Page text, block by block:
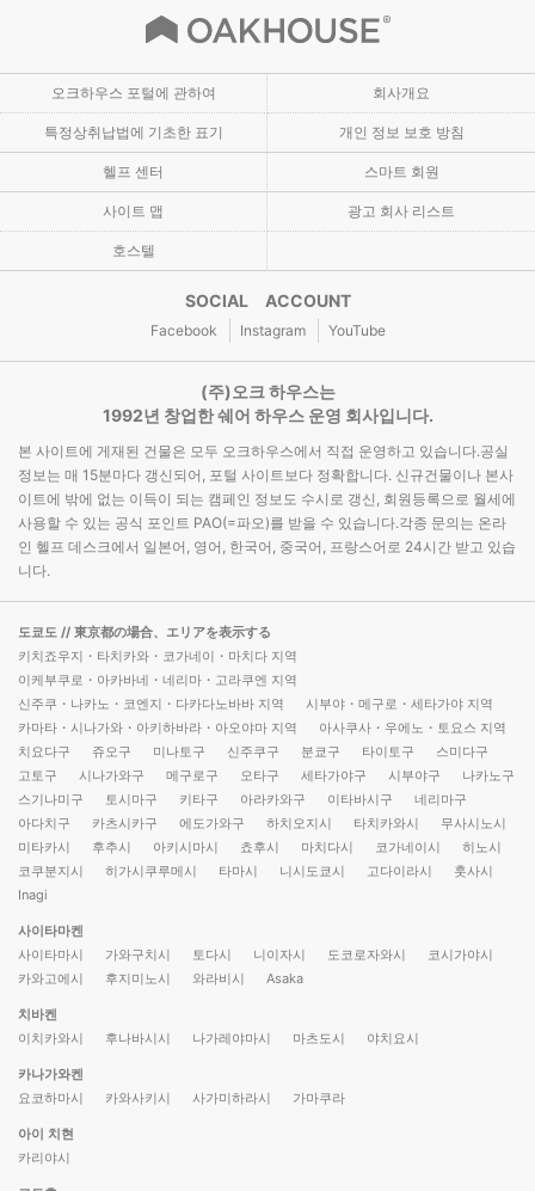
오크하우스 포털에 관하여 회사개요
특정상취납법에 기초한 표기 개인 정보 보호 방침
헬프 센터 스마트 회원
사이트 맵 광고 회사 리스트
호스텔
SOCIAL ACCOUNT
Facebook Instagram YouTube
(주)오크 하우스는
1992년 창업한 쉐어 하우스 운영 회사입니다.
본 사이트에 게재된 건물은 모두 오크하우스에서 직접 운영하고 있습니다.공실
정보는 매 15분마다 갱신되어, 포털 사이트보다 정확합니다. 신규건물이나 본사
이트에 밖에 없는 이득이 되는 캠페인 정보도 수시로 갱신, 회원등록으로 월세에
사용할 수 있는 공식 포인트 PAO(=파오)를 받을 수 있습니다.각종 문의는 온라
인 헬프 데스크에서 일본어, 영어, 한국어, 중국어, 프랑스어로 24시간 받고 있습
니다.
도쿄도 // 東京都の場合、エリアを表示する
키치죠우지・타치카와・코가네이・마치다 지역
이케부쿠로・아카바네・네리마・고라쿠엔 지역
신주쿠・나카노・코엔지・다카다노바바 지역
시부야・메구로・세타가야 지역
카마타・시나가와・아키하바라・아오야마 지역
아사쿠사・우에노・토요스 지역
치요다구
쥬오구 미나토구 신주쿠구 분쿄구 타이토구
스미다구
고토구
시나가와구 메구로구 오타구 세타가야구 시부야구
나카노구
스기나미구
토시마구 키타구 아라카와구 이타바시구
네리마구
아다치구
카츠시카구 에도가와구 하치오지시 타치카와시
무사시노시
미타카시
후추시 아키시마시 쵸후시 마치다시 코가네이시
히노시
코쿠분지시
히가시쿠루메시 타마시 니시도쿄시 고다이라시
훗사시
Inagi
사이타마켄
사이타마시
가와구치시 토다시 니이자시 도코로자와시
코시가야시
카와고에시
후지미노시 와라비시 Asaka
치바켄
이치카와시
후나바시시 나가레야마시 마츠도시 야치요시
카나가와켄
요코하마시
카와사키시 사가미하라시 가마쿠라
아이 치현
카리야시